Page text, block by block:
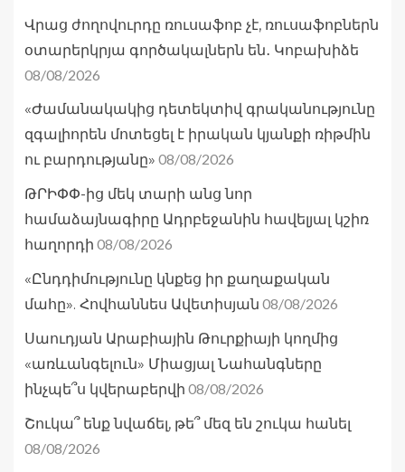
Վրաց ժողովուրդը ռուսաֆոբ չէ, ռուսաֆոբներն
օտարերկրյա գործակալներն են․ Կոբախիձե
08/08/2026
«Ժամանակակից դետեկտիվ գրականությունը
զգալիորեն մոտեցել է իրական կյանքի ռիթմին
ու բարդությանը» 08/08/2026
ԹՐԻՓՓ-ից մեկ տարի անց նոր
համաձայնագիրը Ադրբեջանին հավելյալ կշիռ
հաղորդի 08/08/2026
«Ընդդիմությունը կնքեց իր քաղաքական
մահը». Հովհաննես Ավետիսյան 08/08/2026
Սաուդյան Արաբիային Թուրքիայի կողմից
«առևանգելուն» Միացյալ Նահանգները
ինչպե՞ս կվերաբերվի 08/08/2026
Շուկա՞ ենք նվաճել, թե՞ մեզ են շուկա հանել
08/08/2026